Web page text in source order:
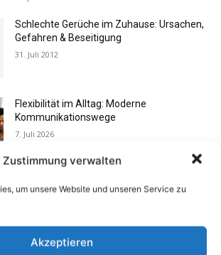
Zustimmung verwalten
um unsere Website und unseren Service zu
Akzeptieren
Schlechte Gerüche im Zuhause: Ursachen,
Gefahren & Beseitigung
31. Juli 2012
Flexibilität im Alltag: Moderne
Kommunikationswege
7. Juli 2026
Buchtipp: «Das Hausreparatur-Buch»